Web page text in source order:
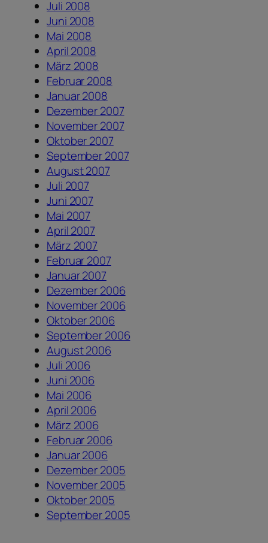
Juli 2008
Juni 2008
Mai 2008
April 2008
März 2008
Februar 2008
Januar 2008
Dezember 2007
November 2007
Oktober 2007
September 2007
August 2007
Juli 2007
Juni 2007
Mai 2007
April 2007
März 2007
Februar 2007
Januar 2007
Dezember 2006
November 2006
Oktober 2006
September 2006
August 2006
Juli 2006
Juni 2006
Mai 2006
April 2006
März 2006
Februar 2006
Januar 2006
Dezember 2005
November 2005
Oktober 2005
September 2005